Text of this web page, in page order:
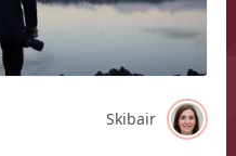
Skibair